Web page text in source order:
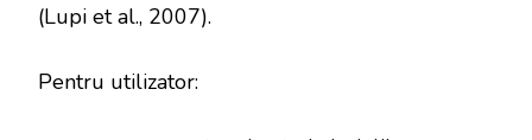
(Lupi et al., 2007).
Pentru utilizator: